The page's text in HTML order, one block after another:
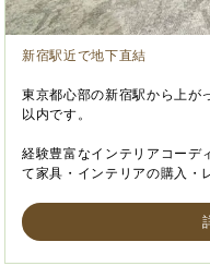
新宿駅近で地下直結
東京都心部の新宿駅から上が
以内です。
経験豊富なインテリアコーデ
て家具・インテリアの購入・